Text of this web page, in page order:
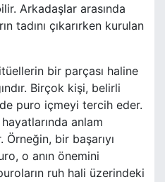
Arkadaşlar arasında
tadını çıkarırken kurulan
bir parçası haline
Birçok kişi, belirli
puro içmeyi tercih eder.
anlam
Örneğin, bir başarıyı
o anın önemini
ruh hali üzerindeki